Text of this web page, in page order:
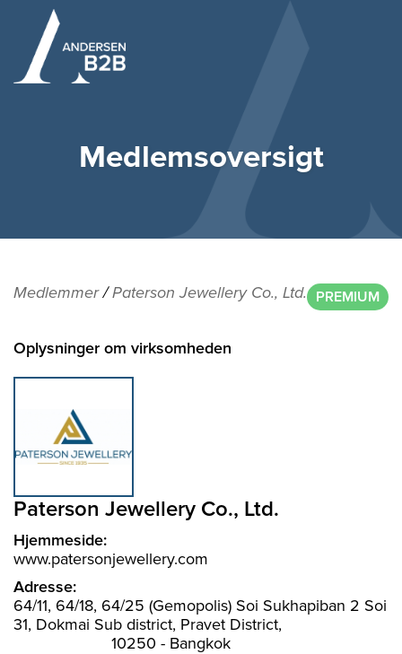
Medlemsoversigt
Medlemmer/Paterson Jewellery Co., Ltd. PREMIUM
Oplysninger om virksomheden
Paterson Jewellery Co., Ltd.
Hjemmeside:
www.patersonjewellery.com
Adresse:
64/11, 64/18, 64/25 (Gemopolis) Soi Sukhapiban 2 Soi
31, Dokmai Sub district, Pravet District,
10250 - Bangkok